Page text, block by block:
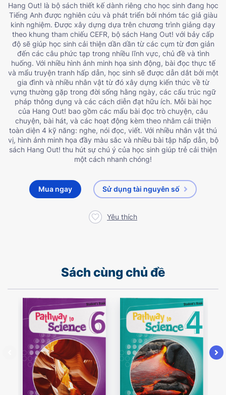
Hang Out! là bộ sách thiết kế dành riêng cho học sinh đang học
Tiếng Anh được nghiên cứu và phát triển bởi nhóm tác giả giàu
kinh nghiệm. Được xây dựng dựa trên chương trình giảng dạy
theo khung tham chiếu CEFR, bộ sách Hang Out! với bảy cấp
độ sẽ giúp học sinh cải thiện dần dần từ các cụm từ đơn giản
đến các câu phức tạp trong nhiều lĩnh vực, chủ đề và tình
huống. Với nhiều hình ảnh minh họa sinh động, bài đọc thực tế
và mẩu truyện tranh hấp dẫn, học sinh sẽ được dẫn dắt bởi một
gia đình và nhiều nhân vật từ đó xây dựng kiến thức về từ
vựng thường gặp trong đời sống hằng ngày, các cấu trúc ngữ
pháp thông dụng và các cách diễn đạt hữu ích. Mỗi bài học
của Hang Out! bao gồm các mẩu bài đọc trò chuyện, câu
chuyện, bài hát, và các hoạt động kèm theo nhằm cải thiện
toàn diện 4 kỹ năng: nghe, nói đọc, viết. Với nhiều nhân vật thú
vị, hình ảnh minh họa đầy màu sắc và nhiều bài tập hấp dẫn, bộ
sách Hang Out! thu hút sự chú ý của học sinh giúp trẻ cải thiện
một cách nhanh chóng!
Mua ngay Sử dụng tài nguyên số
Yêu thích
Sách cùng chủ đề